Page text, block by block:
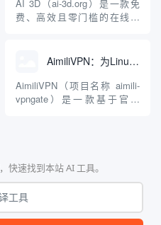
势在于其强大的多模型聚合能
AI 3D（ai-3d.org）是一款免
费、高效且零门槛的在线AI
动Seed 3D两大行业领先的AI
模型架构，致力于帮助用户无
需掌握复杂的3D拓扑知识或昂
贵的专业软件，即可在...
AimiliVPN：为Linux提供纯净出站家庭IP的VPN代理网关
AimiliVPN（项目名称 aimili-
vpngate）是一款基于官方
纯 Python 标准库编写，用户
无需安装...
，快速找到本站 AI 工具。